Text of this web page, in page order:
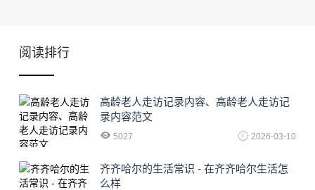
阅读排行
高龄老人走访记录内容、高龄老人走访记
录内容范文
5027 2026-03-10
齐齐哈尔的生活常识 - 在齐齐哈尔生活怎
么样